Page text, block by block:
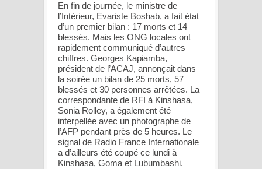
En fin de journée, le ministre de
l’Intérieur, Evariste Boshab, a fait état
d’un premier bilan : 17 morts et 14
blessés. Mais les ONG locales ont
rapidement communiqué d’autres
chiffres. Georges Kapiamba,
président de l’ACAJ, annonçait dans
la soirée un bilan de 25 morts, 57
blessés et 30 personnes arrêtées. La
correspondante de RFI à Kinshasa,
Sonia Rolley, a également été
interpellée avec un photographe de
l’AFP pendant près de 5 heures. Le
signal de Radio France Internationale
a d’ailleurs été coupé ce lundi à
Kinshasa, Goma et Lubumbashi.